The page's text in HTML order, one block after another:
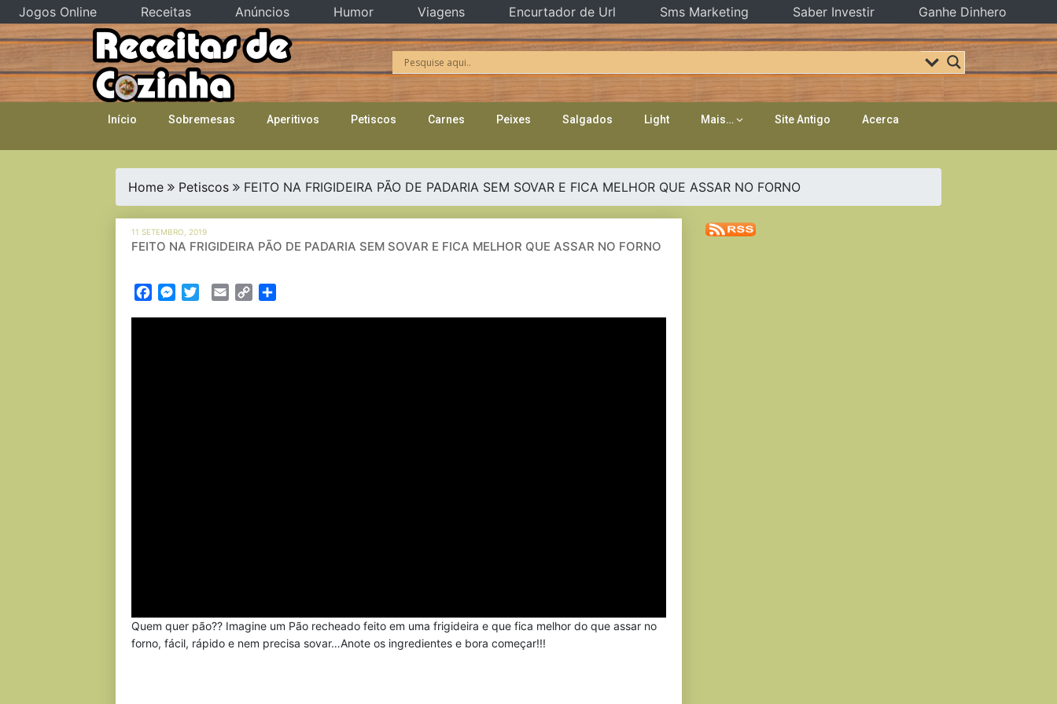
Skip
to
content
Início Sobremesas Aperitivos Petiscos Carnes Peixes Salgados Light Mais… Site Antigo Acerca
Home Petiscos FEITO NA FRIGIDEIRA PÃO DE PADARIA SEM SOVAR E FICA MELHOR QUE ASSAR NO FORNO
11 SETEMBRO, 2019
FEITO NA FRIGIDEIRA PÃO DE PADARIA SEM SOVAR E FICA MELHOR QUE ASSAR NO FORNO
FacebookMessenger
TwitterEmail Copy
Quem quer pão?? Imagine um Pão recheado feito em uma frigideira e que fica melhor do que assar no
forno, fácil, rápido e nem precisa sovar…Anote os ingredientes e bora começar!!!
Jogos Online Receitas Anúncios Humor Viagens Encurtador de Url Sms Marketing Saber Investir Ganhe Dinhero